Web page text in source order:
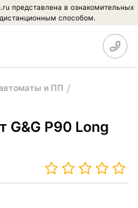
представлена в ознакомительных
способом.
и ПП
G&G P90 Long